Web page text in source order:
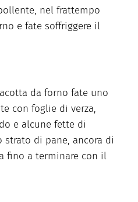
nel frattempo
e fate soffriggere il
da forno fate uno
con foglie di verza,
e alcune fette di
di pane, ancora di
fino a terminare con il